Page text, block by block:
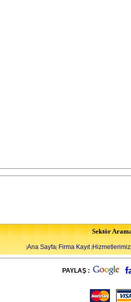
Sektör
|Ana Sayfa| Firma Kayıt|Hizmetlerimiz|
PAYLAŞ :